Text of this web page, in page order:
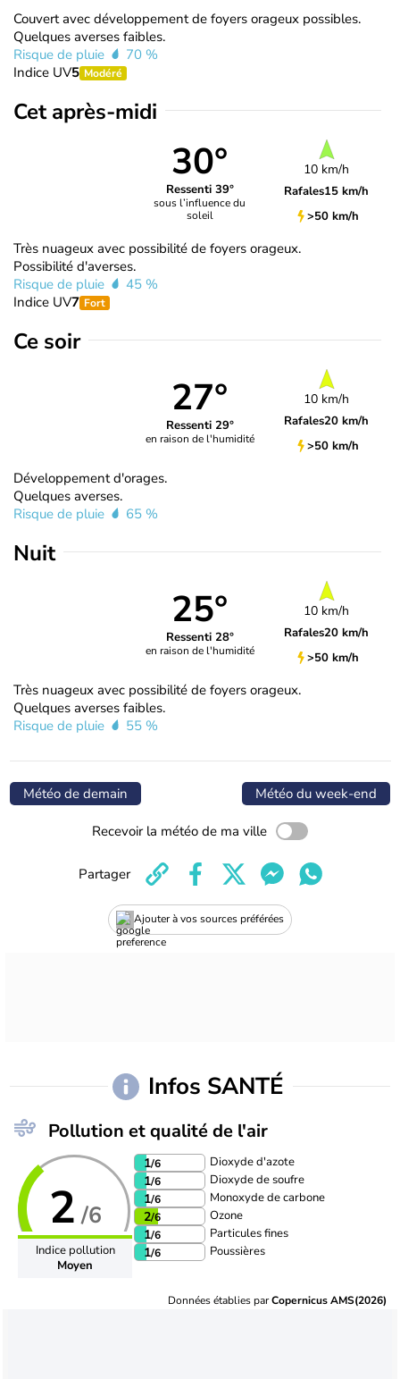
Couvert avec développement de foyers orageux possibles.
Quelques averses faibles.
Risque de pluie
70 %
Indice UV5 Modéré
Cet après-midi
30°
Ressenti 39°
sous l’influence du
soleil
10 km/h
Rafales15 km/h
>50 km/h
Très nuageux avec possibilité de foyers orageux.
Possibilité d'averses.
Risque de pluie
45 %
Indice UV7 Fort
Ce soir
27°
Ressenti 29°
en raison de l'humidité
10 km/h
Rafales20 km/h
>50 km/h
Développement d'orages.
Quelques averses.
Risque de pluie
65 %
Nuit
25°
Ressenti 28°
en raison de l'humidité
10 km/h
Rafales20 km/h
>50 km/h
Très nuageux avec possibilité de foyers orageux.
Quelques averses faibles.
Risque de pluie
55 %
Météo de demain Météo du week-end
Recevoir la météo de ma ville
Ajouter à vos sources préférées
Partager
Infos SANTÉ
Pollution et qualité de l'air
2 /6
Indice pollution
Moyen
1/6 Dioxyde d'azote
1/6 Dioxyde de soufre
1/6 Monoxyde de carbone
2/6 Ozone
1/6 Particules fines
1/6 Poussières
Données établies parCopernicus AMS(2026)